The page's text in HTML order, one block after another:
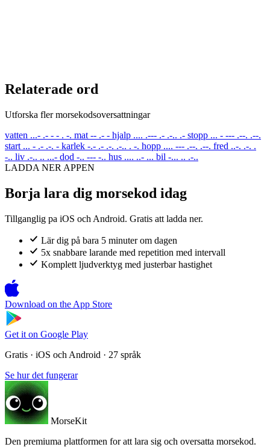
Relaterade ord
Utforska fler morsekodsoversattningar
vatten ...- .- - - . -. mat -- .- - hjalp .... .--- .- .-.. .- stopp ... - --- .--. .--.
start ... - .- .-. - karlek -.- .- .-. .-.. . -. hopp .... --- .--. .--. fred ..-. .-. .
-.. liv .-.. .. ...- dod -.. --- -.. hus .... ..- ... bil -... .. .-..
LADDA NER APPEN
Borja lara dig morsekod idag
Tillganglig pa iOS och Android. Gratis att ladda ner.
Lär dig på bara 5 minuter om dagen
5x snabbare larande med repetition med intervall
Komplett ljudverktyg med justerbar hastighet
Download on the App Store
Get it on Google Play
Gratis · iOS och Android · 27 språk
Se hur det fungerar
MorseKit
Den premiuma plattformen for att lara sig och oversatta morsekod.